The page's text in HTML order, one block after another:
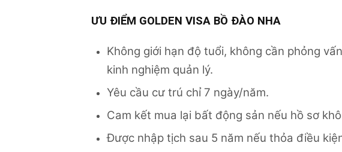
ƯU ĐIỂM GOLDEN VISA BỒ ĐÀO NHA
Không giới hạn độ tuổi, không cần phỏng
kinh nghiệm quản lý.
Yêu cầu cư trú chỉ 7 ngày/năm.
Cam kết mua lại bất động sản nếu hồ sơ
Được nhập tịch sau 5 năm nếu thỏa điều